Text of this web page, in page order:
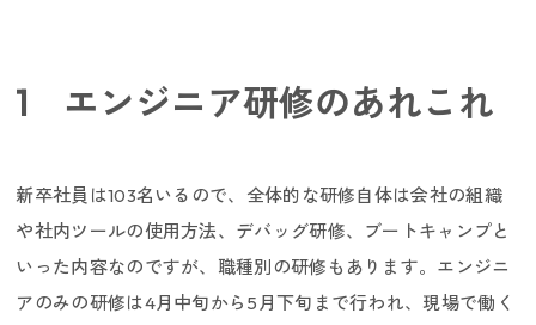
1 エンジニア研修のあれこれ
新卒社員は103名いるので、全体的な研修自体は会社の組織
や社内ツールの使用方法、デバッグ研修、ブートキャンプと
いった内容なのですが、職種別の研修もあります。エンジニ
アのみの研修は4月中旬から5月下旬まで行われ、現場で働く